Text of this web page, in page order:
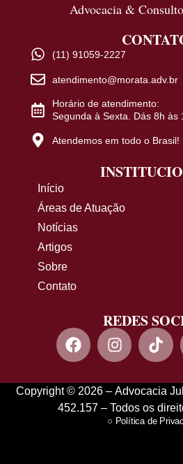
Advocacia &
(11) 91059-2227
atendimento@morata.adv.br
Horário de atendimento:
Segunda à Sexta. Dás 8h às
Atendemos em todo o Brasil!
Início
Áreas de Atuação
Notícias
Artigos
Sobre
Contato
REDES
Copyright © 2026 – Advocacia
452.157 – Todos
Política de